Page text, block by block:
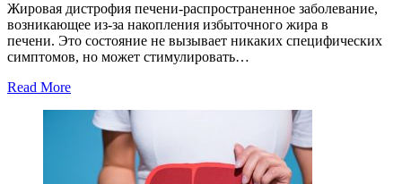
Жировая дистрофия печени-распространенное заболевание,
возникающее из-за накопления избыточного жира в
печени. Это состояние не вызывает никаких специфических
симптомов, но может стимулировать…
Read More